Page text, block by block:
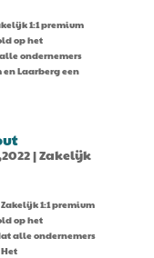
1:1 premium
op het
ondernemers
Laarberg een
|Zakelijk
1:1 premium
op het
alle ondernemers